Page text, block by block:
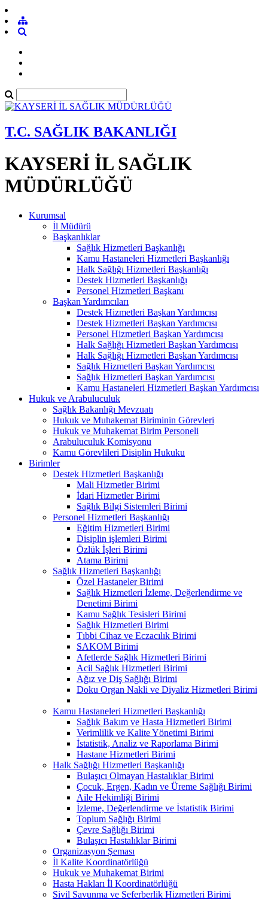
T.C. SAĞLIK BAKANLIĞI
KAYSERİ İL SAĞLIK
MÜDÜRLÜĞÜ
Kurumsal
İl Müdürü
Başkanlıklar
Sağlık Hizmetleri Başkanlığı
Kamu Hastaneleri Hizmetleri Başkanlığı
Halk Sağlığı Hizmetleri Başkanlığı
Destek Hizmetleri Başkanlığı
Personel Hizmetleri Başkanı
Başkan Yardımcıları
Destek Hizmetleri Başkan Yardımcısı
Destek Hizmetleri Başkan Yardımcısı
Personel Hizmetleri Başkan Yardımcısı
Halk Sağlığı Hizmetleri Başkan Yardımcısı
Halk Sağlığı Hizmetleri Başkan Yardımcısı
Sağlık Hizmetleri Başkan Yardımcısı
Sağlık Hizmetleri Başkan Yardımcısı
Kamu Hastaneleri Hizmetleri Başkan Yardımcısı
Hukuk ve Arabuluculuk
Sağlık Bakanlığı Mevzuatı
Hukuk ve Muhakemat Biriminin Görevleri
Hukuk ve Muhakemat Birim Personeli
Arabuluculuk Komisyonu
Kamu Görevlileri Disiplin Hukuku
Birimler
Destek Hizmetleri Başkanlığı
Mali Hizmetler Birimi
İdari Hizmetler Birimi
Sağlık Bilgi Sistemleri Birimi
Personel Hizmetleri Başkanlığı
Eğitim Hizmetleri Birimi
Disiplin işlemleri Birimi
Özlük İşleri Birimi
Atama Birimi
Sağlık Hizmetleri Başkanlığı
Özel Hastaneler Birimi
Sağlık Hizmetleri İzleme, Değerlendirme ve
Denetimi Birimi
Kamu Sağlık Tesisleri Birimi
Sağlık Hizmetleri Birimi
Tıbbi Cihaz ve Eczacılık Birimi
SAKOM Birimi
Afetlerde Sağlık Hizmetleri Birimi
Acil Sağlık Hizmetleri Birimi
Ağız ve Diş Sağlığı Birimi
Doku Organ Nakli ve Diyaliz Hizmetleri Birimi
Kamu Hastaneleri Hizmetleri Başkanlığı
Sağlık Bakım ve Hasta Hizmetleri Birimi
Verimlilik ve Kalite Yönetimi Birimi
İstatistik, Analiz ve Raporlama Birimi
Hastane Hizmetleri Birimi
Halk Sağlığı Hizmetleri Başkanlığı
Bulaşıcı Olmayan Hastalıklar Birimi
Çocuk, Ergen, Kadın ve Üreme Sağlığı Birimi
Aile Hekimliği Birimi
İzleme, Değerlendirme ve İstatistik Birimi
Toplum Sağlığı Birimi
Çevre Sağlığı Birimi
Bulaşıcı Hastalıklar Birimi
Organizasyon Şeması
İl Kalite Koordinatörlüğü
Hukuk ve Muhakemat Birimi
Hasta Hakları İl Koordinatörlüğü
Sivil Savunma ve Seferberlik Hizmetleri Birimi